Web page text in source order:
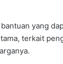
yang
terkait